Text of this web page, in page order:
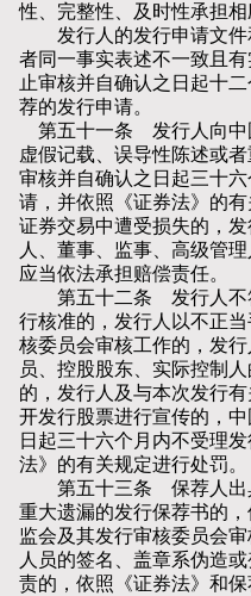
性、完整性、及时性承担相
发行人的发行申请文件
者同一事实表述不一致且
止审核并自确认之日起十
荐的发行申请。
第五十一条 发行人向中
虚假记载、误导性陈述或
审核并自确认之日起三十
请，并依照《证券法》的
证券交易中遭受损失的，
人、董事、监事、高级管
应当依法承担赔偿责任。
第五十二条 发行人不
行核准的，发行人以不正
核委员会审核工作的，发
员、控股股东、实际控制
的，发行人及与本次发行
开发行股票进行宣传的，
日起三十六个月内不受理
法》的有关规定进行处罚。
第五十三条 保荐人出
重大遗漏的发行保荐书的
监会及其发行审核委员会
人员的签名、盖章系伪造
责的，依照《证券法》和保